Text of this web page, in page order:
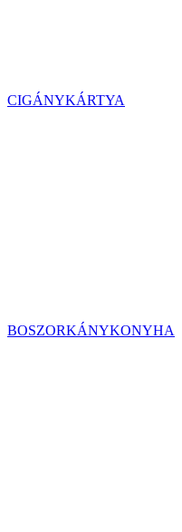
CIGÁNYKÁRTYA
BOSZORKÁNYKONYHA